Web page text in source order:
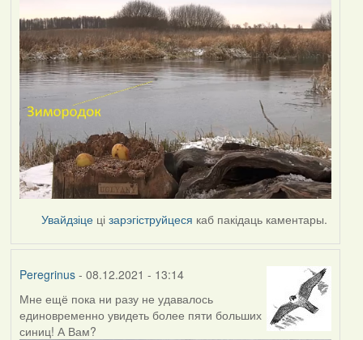
Увайдзіце цізарэгіструйцеся каб пакідаць каментары.
Peregrinus- 08.12.2021 - 13:14
Мне ещё пока ни разу не удавалось
единовременно увидеть более пяти больших
синиц! А Вам?